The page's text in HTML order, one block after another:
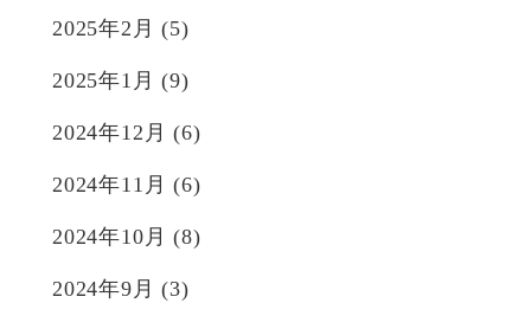
2025年2月 (5)
2025年1月 (9)
2024年12月 (6)
2024年11月 (6)
2024年10月 (8)
2024年9月 (3)